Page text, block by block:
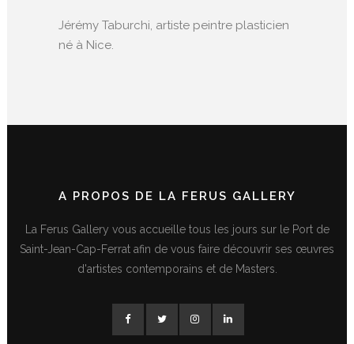
Jérémy Taburchi, artiste peintre plasticien
né à Nice.
A PROPOS DE LA FERUS GALLERY
La Ferus Gallery vous accueille tous les jours sur le Port de
Saint-Jean-Cap-Ferrat afin de vous faire découvrir ses œuvres
d'artistes contemporains et de Masters.